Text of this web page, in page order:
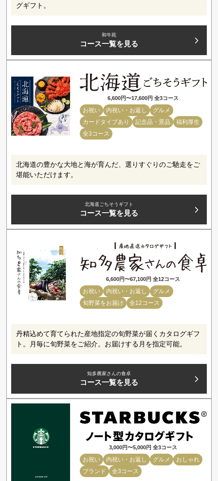
グギフト。
和牛苑
コース一覧を見る
6,600円〜17,600円 全3コース
お祝い 内祝い・お返し
グルメ
カードタイプあり
記念品・景品
福利厚生
全3コース
北海道の豊かな大地と海が育んだ、選りすぐりのご馳走をご
堪能いただけます。
北海道ごちそうギフト
コース一覧を見る
6,600円〜67,100円 全12コース
お祝い 内祝い・お返し
グルメ
旬野菜をお届け
全12コース
丹精込めて育てられた産地指定の旬野菜が届くカタログギフ
ト。月毎に旬野菜をご紹介。お届けする月を指定可能。
知多農家さんの食卓
コース一覧を見る
3,000円〜5,000円 全3コース
お祝い 内祝い・お返し グルメ
おしゃれ
ブランド
全3コース